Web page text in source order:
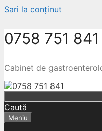
Sari la conținut
0758 751 841
Cabinet de
Caută
Meniu